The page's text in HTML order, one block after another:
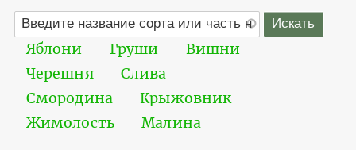
Яблони Груши
Вишни
Черешня
Слива
Смородина
Крыжовник
Жимолость
Малина